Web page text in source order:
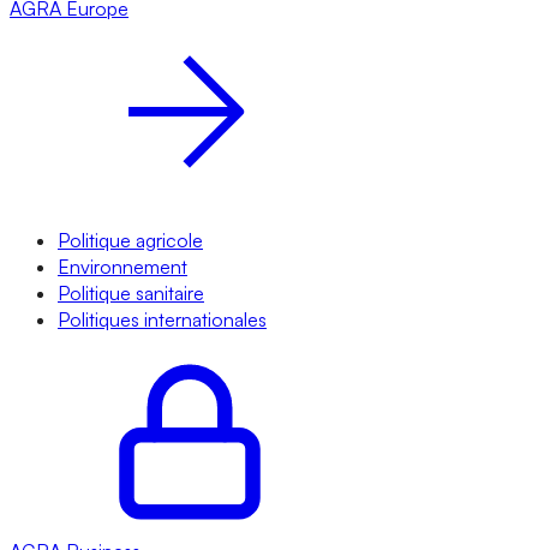
AGRA Europe
Politique agricole
Environnement
Politique sanitaire
Politiques internationales